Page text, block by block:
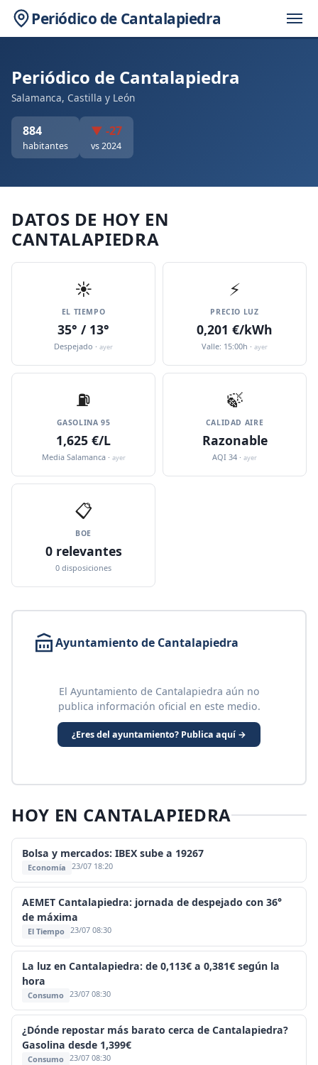
Periódico de Cantalapiedra
Periódico de Cantalapiedra
Salamanca, Castilla y León
884
habitantes
▼ -27
vs 2024
DATOS DE HOY EN
CANTALAPIEDRA
☀️
EL TIEMPO
35° / 13°
Despejado · ayer
⚡
PRECIO LUZ
0,201 €/kWh
Valle: 15:00h · ayer
⛽️
GASOLINA 95
1,625 €/L
Media Salamanca · ayer
🍃
CALIDAD AIRE
Razonable
AQI 34 · ayer
📋
BOE
0 relevantes
0 disposiciones
Ayuntamiento de Cantalapiedra
El Ayuntamiento de Cantalapiedra aún no
publica información oficial en este medio.
¿Eres del ayuntamiento? Publica aquí →
HOY EN CANTALAPIEDRA
Bolsa y mercados: IBEX sube a 19267
Economía 23/07 18:20
AEMET Cantalapiedra: jornada de despejado con 36°
de máxima
El Tiempo 23/07 08:30
La luz en Cantalapiedra: de 0,113€ a 0,381€ según la
hora
Consumo 23/07 08:30
¿Dónde repostar más barato cerca de Cantalapiedra?
Gasolina desde 1,399€
Consumo 23/07 08:30